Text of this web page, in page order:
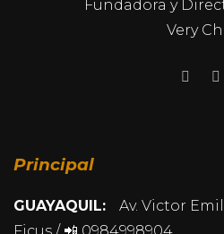
Fundadora y
Very
Principal
GUAYAQUIL: Av. Victor